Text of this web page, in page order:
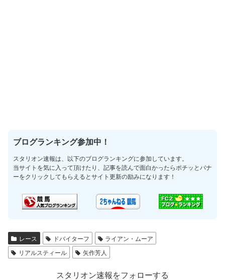
ブログランキング参加中！
スタリオン速報は、以下のブログランキングに参加しています。
当サイトを気に入って頂けたり、記事を読んで面白かったらポチッとバナ
ーをクリックしてもらえるとサイト更新の励みになります！
レース ドバイターフ
ライアン・ムーア
リアルスティール
矢作芳人
スタリオン速報をフォローする